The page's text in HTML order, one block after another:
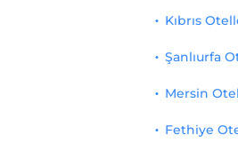
Kıbrıs
Şanlıurfa
Mersin
Fethiye